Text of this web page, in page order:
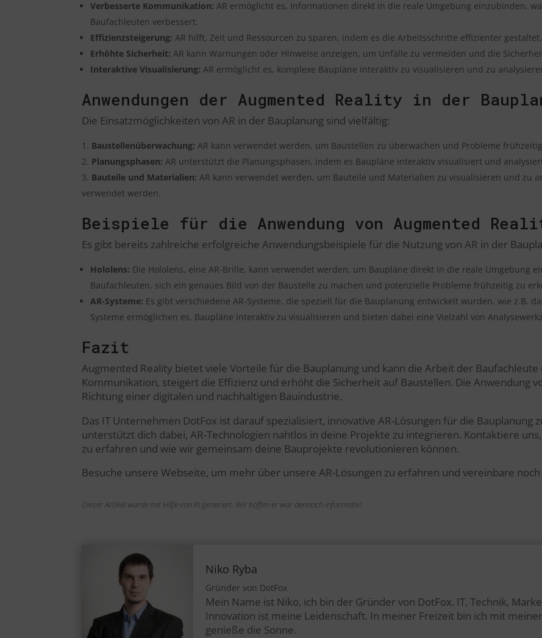
Verbesserte Kommunikation: AR ermöglicht es, Informationen direkt in die reale Umgebung einzubinden,
Baufachleuten verbessert.
Effizienzsteigerung: AR hilft, Zeit und Ressourcen zu sparen, indem es die Arbeitsschritte effizienter gestaltet.
Erhöhte Sicherheit: AR kann Warnungen oder Hinweise anzeigen, um Unfälle zu vermeiden und die
Interaktive Visualisierung: AR ermöglicht es, komplexe Baupläne interaktiv zu visualisieren und zu
Anwendungen der Augmented Reality in der
Die Einsatzmöglichkeiten von AR in der Bauplanung sind vielfältig:
Baustellenüberwachung: AR kann verwendet werden, um Baustellen zu überwachen und Probleme
Planungsphasen: AR unterstützt die Planungsphasen, indem es Baupläne interaktiv visualisiert und
Bauteile und Materialien: AR kann verwendet werden, um Bauteile und Materialien zu visualisieren und zu
verwendet werden.
Beispiele für die Anwendung von Augmented
Es gibt bereits zahlreiche erfolgreiche Anwendungsbeispiele für die Nutzung von AR in der
Hololens: Die Hololens, eine AR-Brille, kann verwendet werden, um Baupläne direkt in die reale Umgebung
Baufachleuten, sich ein genaues Bild von der Baustelle zu machen und potenzielle Probleme frühzeitig zu
AR-Systeme: Es gibt verschiedene AR-Systeme, die speziell für die Bauplanung entwickelt wurden, wie z.B.
Systeme ermöglichen es, Baupläne interaktiv zu visualisieren und bieten dabei eine Vielzahl von
Fazit
Augmented Reality bietet viele Vorteile für die Bauplanung und kann die Arbeit der
Kommunikation, steigert die Effizienz und erhöht die Sicherheit auf Baustellen. Die Anwendung
Richtung einer digitalen und nachhaltigen Bauindustrie.
Das IT Unternehmen DotFox ist darauf spezialisiert, innovative AR-Lösungen für die Bauplanung
unterstützt dich dabei, AR-Technologien nahtlos in deine Projekte zu integrieren. Kontaktiere
zu erfahren und wie wir gemeinsam deine Bauprojekte revolutionieren können.
Besuche unsere Webseite, um mehr über unsere AR-Lösungen zu erfahren und vereinbare
Dieser Artikel wurde mit Hilfe von KI generiert. Wir hoffen er war dennoch informativ!
Niko Ryba
Gründer von DotFox
Mein Name ist Niko, ich bin der Gründer von DotFox. IT, Technik,
Innovation ist meine Leidenschaft. In meiner Freizeit bin ich mit
genieße die Sonne.